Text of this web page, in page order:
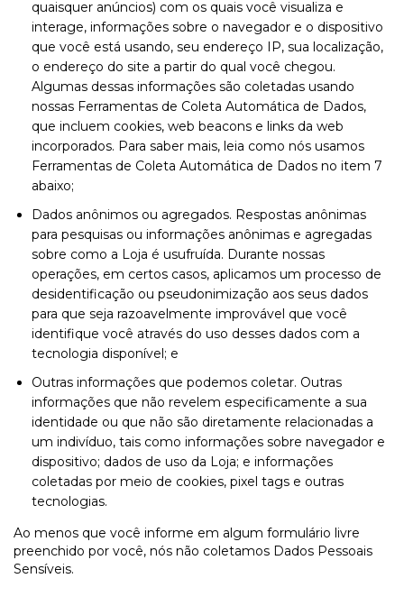
quaisquer anúncios) com os quais você visualiza e
interage, informações sobre o navegador e o dispositivo
que você está usando, seu endereço IP, sua localização,
o endereço do site a partir do qual você chegou.
Algumas dessas informações são coletadas usando
nossas Ferramentas de Coleta Automática de Dados,
que incluem cookies, web beacons e links da web
incorporados. Para saber mais, leia como nós usamos
Ferramentas de Coleta Automática de Dados no item 7
abaixo;
Dados anônimos ou agregados. Respostas anônimas
para pesquisas ou informações anônimas e agregadas
sobre como a Loja é usufruída. Durante nossas
operações, em certos casos, aplicamos um processo de
desidentificação ou pseudonimização aos seus dados
para que seja razoavelmente improvável que você
identifique você através do uso desses dados com a
tecnologia disponível; e
Outras informações que podemos coletar. Outras
informações que não revelem especificamente a sua
identidade ou que não são diretamente relacionadas a
um indivíduo, tais como informações sobre navegador e
dispositivo; dados de uso da Loja; e informações
coletadas por meio de cookies, pixel tags e outras
tecnologias.
Ao menos que você informe em algum formulário livre
preenchido por você, nós não coletamos Dados Pessoais
Sensíveis.